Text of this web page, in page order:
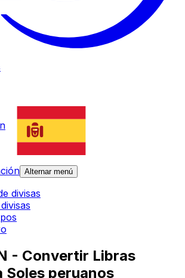
Alternar menú
divisas
- Convertir Libras
Soles peruanos